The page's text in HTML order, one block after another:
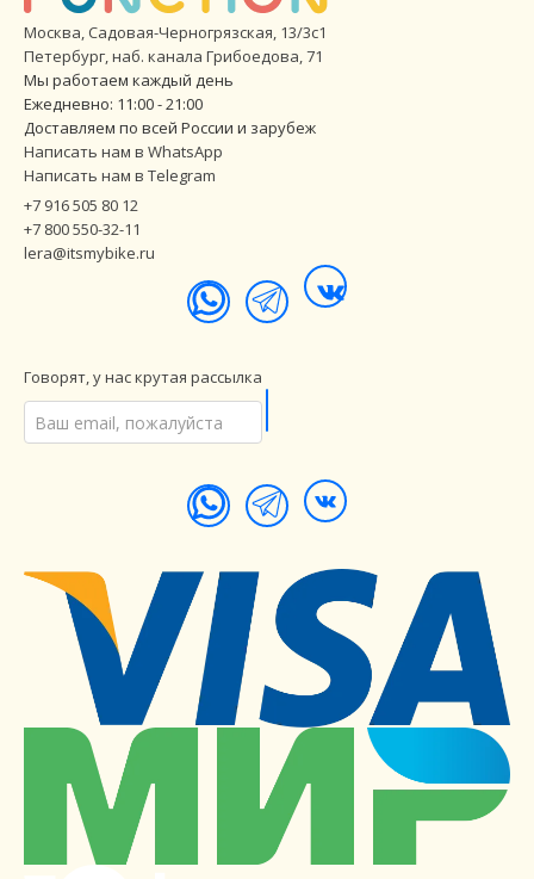
Москва, Садовая-Черногрязская, 13/3с1
Петербург,наб. канала Грибоедова, 71
Мы работаем каждый день
Ежедневно: 11:00 - 21:00
Доставляем по всей России и зарубеж
Написать нам в WhatsApp
Написать нам в Telegram
+7 916 505 80 12
+7 800 550-32-11
lera@itsmybike.ru
Говорят, у нас крутая рассылка